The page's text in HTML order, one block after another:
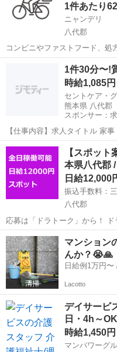
1件あたり
ニャンデリ
八代郡
コンビニやファストフード、処
です。 Uber eatsや出前館のように配達専用アプリを使用していただ
き、オファー内容を確認してい
なります。 －－－－...
配送
1件30分〜!
時給1,085
セントケア・
熊本県 八代郡
スポンサー：
【仕事内容】求人タイトル 家
へのキャリアアップも可〇ブラ
いう方も歓迎! 求人概要 <訪問
> お客様のご自宅を訪問し、身
アルバイト・パート
【スポット
本県八代郡
日給12,000
振込手数料：
八代郡
応募は「ドラトーク」から！ ド
軽貨物ドライバーのSNSです
ましてもお返事できかねます。
ルしてご応募ください。 ...
熊本 八代郡
マンション
んか？😭🙏
Lacotto
デイサービ
日・4h～
時給1,450円
マンパワーグ